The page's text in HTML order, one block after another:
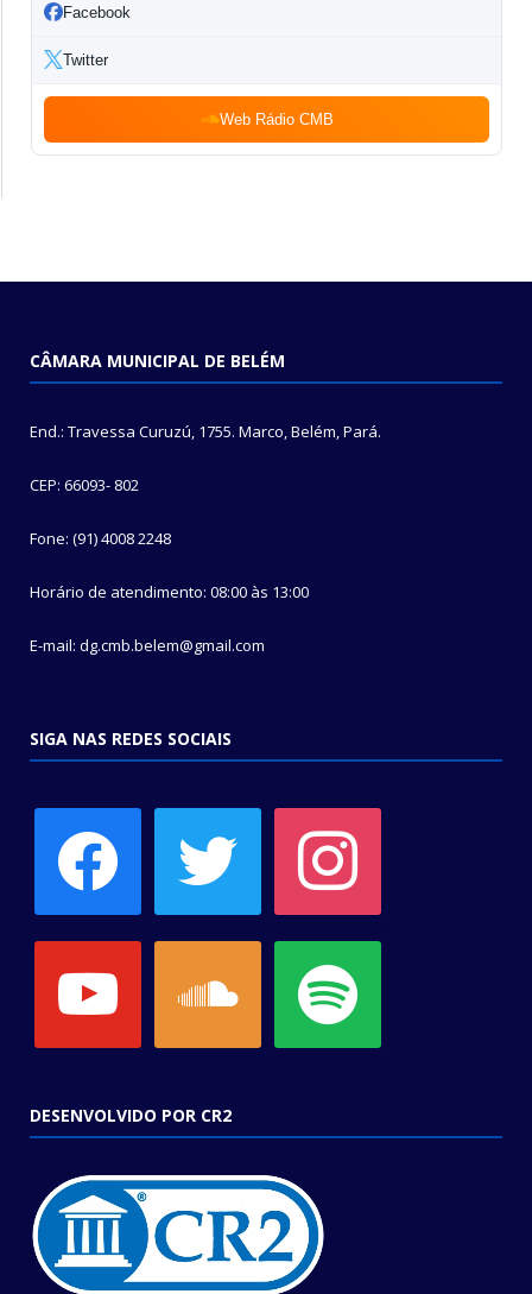
Facebook
Twitter
Web Rádio CMB
CÂMARA MUNICIPAL DE BELÉM
End.: Travessa Curuzú, 1755. Marco, Belém, Pará.
CEP: 66093- 802
Fone: (91) 4008 2248
Horário de atendimento: 08:00 às 13:00
E-mail: dg.cmb.belem@gmail.com
SIGA NAS REDES SOCIAIS
DESENVOLVIDO POR CR2